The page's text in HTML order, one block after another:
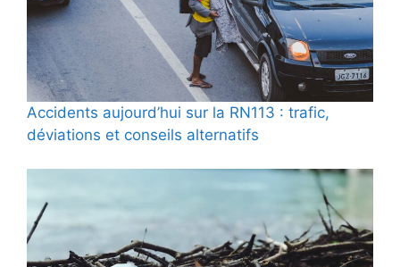
Accidents aujourd’hui sur la RN113 : trafic,
déviations et conseils alternatifs